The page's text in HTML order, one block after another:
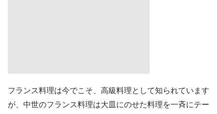
フランス料理は今でこそ、高級料理として知られています
が、中世のフランス料理は大皿にのせた料理を一斉にテー